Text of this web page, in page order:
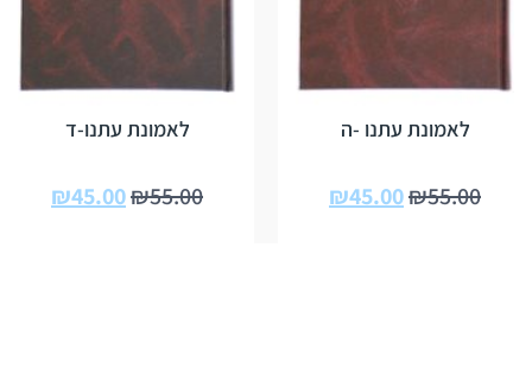
לאמונת עתנו -ה
₪55.00
₪45.00
לאמונת עתנו-ד
₪55.00
₪45.00